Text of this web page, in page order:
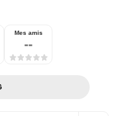
Mes amis
--